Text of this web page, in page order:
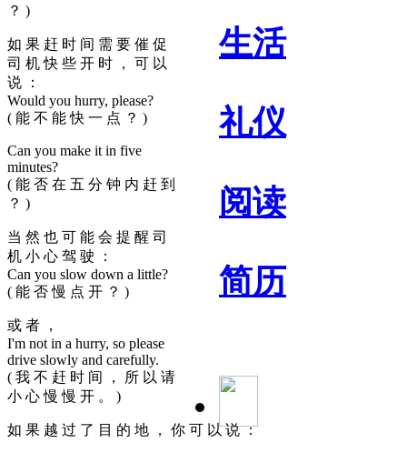
生活
礼仪
阅读
简历
？ )
如 果 赶 时 间 需 要 催 促
司 机 快 些 开 时 ， 可 以
说 ：
Would you hurry, please?
( 能 不 能 快 一 点 ？ )
Can you make it in five
minutes?
( 能 否 在 五 分 钟 内 赶 到
？ )
当 然 也 可 能 会 提 醒 司
机 小 心 驾 驶 ：
Can you slow down a little?
( 能 否 慢 点 开 ？ )
或 者 ，
I'm not in a hurry, so please
drive slowly and carefully.
( 我 不 赶 时 间 ， 所 以 请
小 心 慢 慢 开 。 )
如 果 越 过 了 目 的 地 ， 你 可 以 说 ：